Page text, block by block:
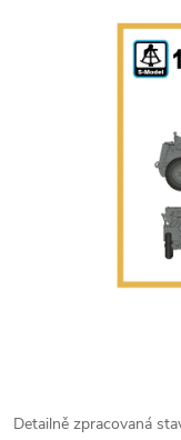
Detailně zpracovaná